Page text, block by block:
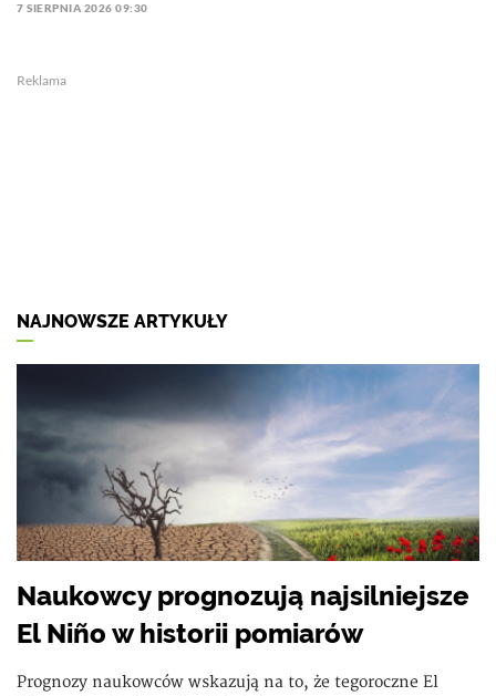
7 SIERPNIA 2026 09:30
Reklama
NAJNOWSZE ARTYKUŁY
Naukowcy prognozują najsilniejsze
El Niño w historii pomiarów
Prognozy naukowców wskazują na to, że tegoroczne El